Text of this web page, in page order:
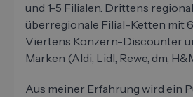
und 1-5 Filialen. Drittens
überregionale Filial-Ketten mit
Viertens Konzern-Discounter
Marken (Aldi, Lidl, Rewe, dm,
Aus meiner Erfahrung wird ein